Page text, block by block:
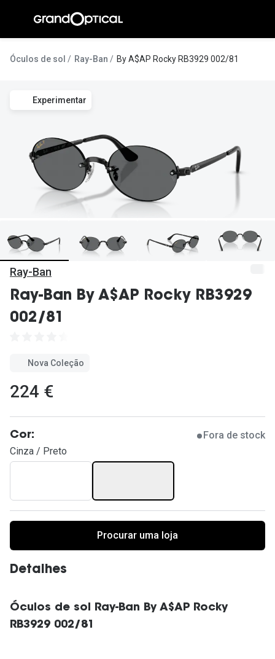
conteúdo
A
Pedro
Marta
Luís
Inês
Óculos de sol Ray-Ban By A$AP Rocky RB3929 002/81
Experimentar
Ray-Ban
Ray-Ban By A$AP Rocky RB3929
002/81
Nova Coleção
224 €
Cor:
Fora de stock
Cinza / Preto
Procurar uma loja
Detalhes
Óculos de sol Ray-Ban By A$AP Rocky
RB3929 002/81